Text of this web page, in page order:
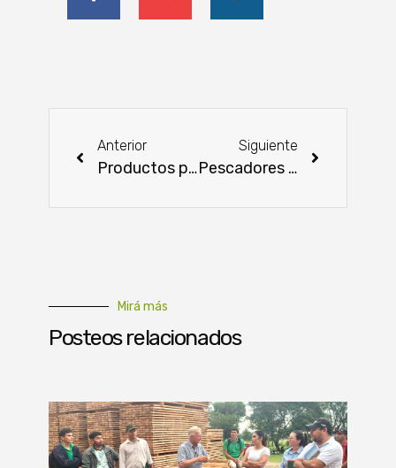
Anterior
Productos paraguayos podrán ingresar a mercado mexicano con mayor competitividad
Siguiente
Pescadores de Ñeembucú recibieron kits de víveres
Mirá más
Posteos relacionados